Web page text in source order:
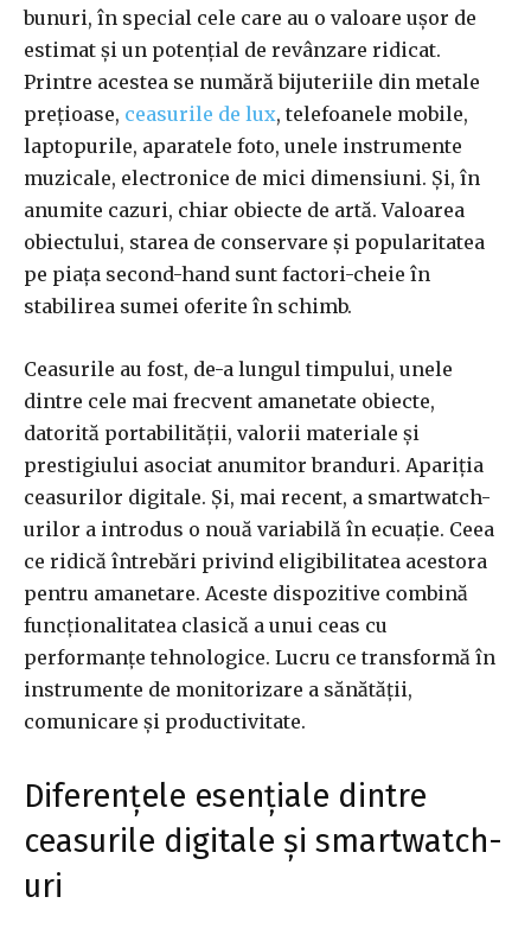
bunuri, în special cele care au o valoare ușor de
estimat și un potențial de revânzare ridicat.
Printre acestea se numără bijuteriile din metale
prețioase, ceasurile de lux, telefoanele mobile,
laptopurile, aparatele foto, unele instrumente
muzicale, electronice de mici dimensiuni. Și, în
anumite cazuri, chiar obiecte de artă. Valoarea
obiectului, starea de conservare și popularitatea
pe piața second-hand sunt factori-cheie în
stabilirea sumei oferite în schimb.
Ceasurile au fost, de-a lungul timpului, unele
dintre cele mai frecvent amanetate obiecte,
datorită portabilității, valorii materiale și
prestigiului asociat anumitor branduri. Apariția
ceasurilor digitale. Și, mai recent, a smartwatch-
urilor a introdus o nouă variabilă în ecuație. Ceea
ce ridică întrebări privind eligibilitatea acestora
pentru amanetare. Aceste dispozitive combină
funcționalitatea clasică a unui ceas cu
performanțe tehnologice. Lucru ce transformă în
instrumente de monitorizare a sănătății,
comunicare și productivitate.
Diferențele esențiale dintre
ceasurile digitale și smartwatch-
uri